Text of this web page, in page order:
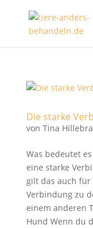
Die starke
von Tina
Was bedeutet
eine starke
gilt das auch für
Verbindung zu
einem anderen
Hund Wenn du